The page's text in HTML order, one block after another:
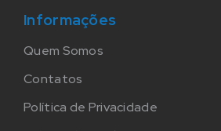
Informações
Quem Somos
Contatos
Política de Privacidade